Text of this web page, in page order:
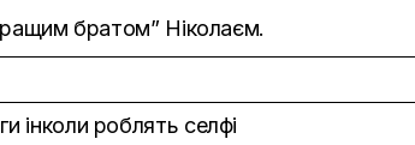
братом” Ніколаєм.
інколи роблять селфі